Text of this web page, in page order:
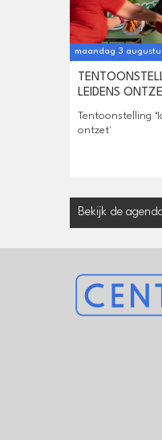
maandag 3
LEIDENS
Tentoonstelling
ontzet'
Bekijk de